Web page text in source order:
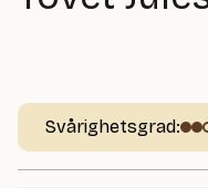
Svårighetsgrad: